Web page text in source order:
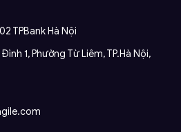
TPBank Hà Nội
1, Phường Từ Liêm, TP.Hà Nội,